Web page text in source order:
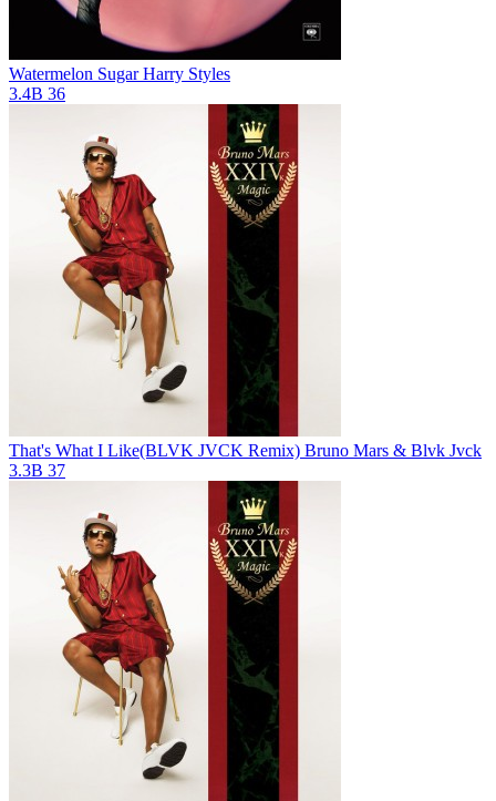
Watermelon Sugar Harry Styles
3.4B 36
That's What I Like(BLVK JVCK Remix) Bruno Mars & Blvk Jvck
3.3B 37